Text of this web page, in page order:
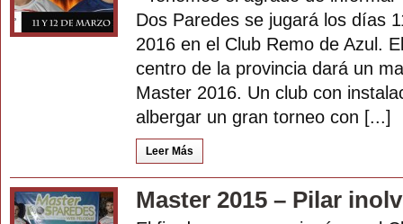
Dos Paredes se jugará los días
2016 en el Club Remo de Azul.
centro de la provincia dará un
Master 2016. Un club con
albergar un gran torneo con [...]
Leer Más
Master 2015 – Pilar